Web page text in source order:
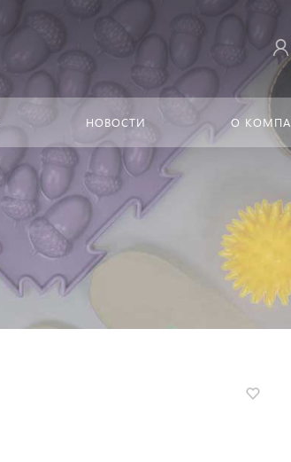
НОВОСТИ О